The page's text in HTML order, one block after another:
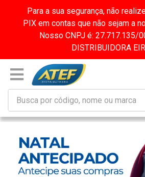
Para a sua segurança, não
PIX em contas que não sejam a
Nosso CNPJ é: 27.717.135/
DISTRIBUIDORA